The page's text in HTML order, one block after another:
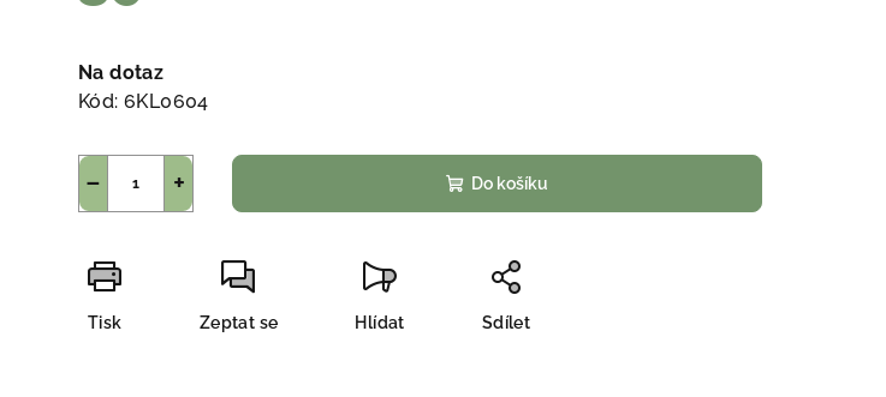
cena:
Na dotaz
Kód: 6KL0604
+
− Do košíku
Tisk Zeptat se Hlídat Sdílet